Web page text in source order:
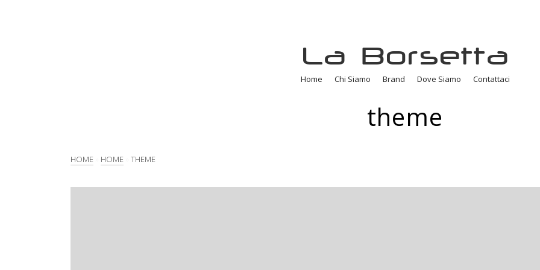
La Borsetta
Home Chi Siamo Brand Dove Siamo Contattaci
theme
HOME HOME THEME